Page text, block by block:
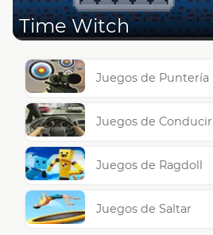
Time Witch
Juegos de Puntería
Juegos de Conducir
Juegos de Ragdoll
Juegos de Saltar